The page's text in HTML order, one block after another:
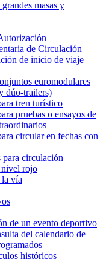
masas y
de Circulación
de inicio de viaje
euromodulares
dúo-trailers)
tren turístico
pruebas o ensayos de
circular en fechas con
circulación
nivel rojo
la vía
de un evento deportivo
del calendario de
históricos